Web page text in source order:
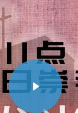
Play Video